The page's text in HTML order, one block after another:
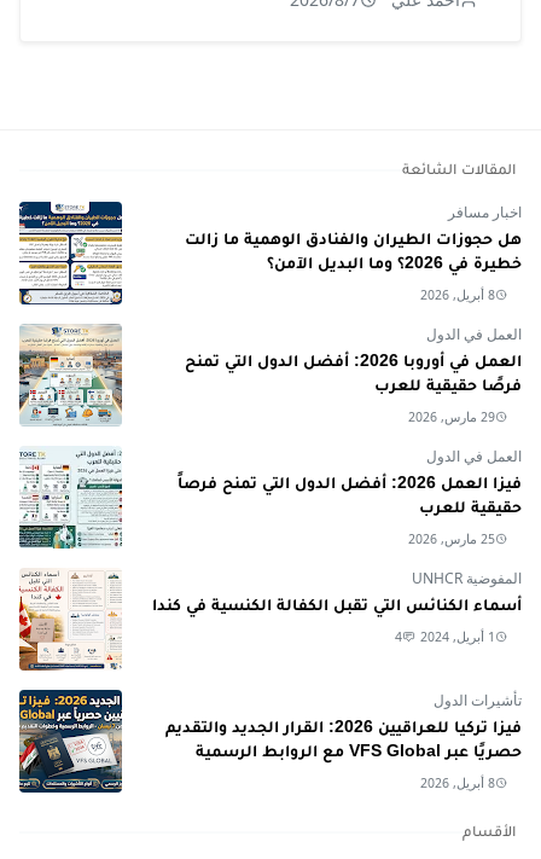
المقالات الشائعة
اخبار مسافر
هل حجوزات الطيران والفنادق الوهمية ما زالت
خطيرة في 2026؟ وما البديل الآمن؟
8 أبريل, 2026
العمل في الدول
العمل في أوروبا 2026: أفضل الدول التي تمنح
فرصًا حقيقية للعرب
29 مارس, 2026
العمل في الدول
فيزا العمل 2026: أفضل الدول التي تمنح فرصاً
حقيقية للعرب
25 مارس, 2026
المفوضية UNHCR
أسماء الكنائس التي تقبل الكفالة الكنسية في كندا
1 أبريل, 2024 4
تأشيرات الدول
فيزا تركيا للعراقيين 2026: القرار الجديد والتقديم
حصريًا عبر VFS Global مع الروابط الرسمية
8 أبريل, 2026
الأقسام